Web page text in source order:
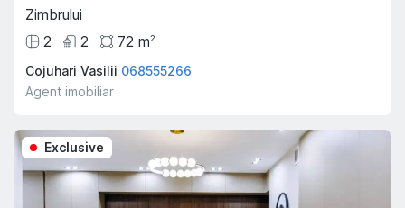
Zimbrului
2
2 72 m2
Cojuhari Vasilii 068555266
Agent imobiliar
Exclusive